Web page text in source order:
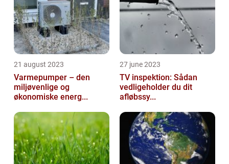
21 august 2023
Varmepumper – den
miljøvenlige og
økonomiske energ...
27 june 2023
TV inspektion: Sådan
vedligeholder du dit
afløbssy...